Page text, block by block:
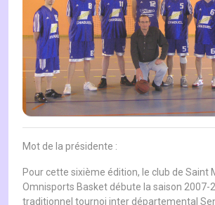
Mot de la présidente :
Pour cette sixième édition, le club de Saint
Omnisports Basket débute la saison 2007-
traditionnel tournoi inter départemental